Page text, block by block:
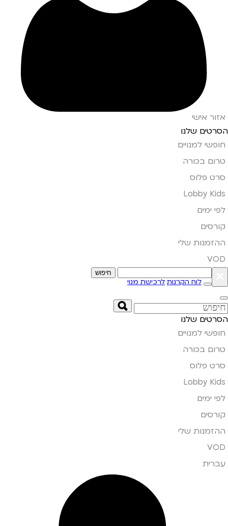
אזור אישי
הסרטים שלנו
חופשי למנויים
טרום בכורה
סרט פלוס
Lobby Kids
לפי ימים
קורסים
ההזמנות שלי
VOD
חיפוש
לוח הקרנות לרכישת מנוי
הסרטים שלנו
חופשי למנויים
טרום בכורה
סרט פלוס
Lobby Kids
לפי ימים
קורסים
ההזמנות שלי
VOD
עברית